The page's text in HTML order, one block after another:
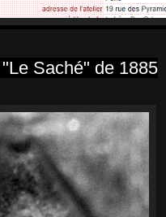
Saché" de 1885